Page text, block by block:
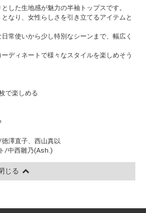
した生地感が魅力の半袖トップスです。
なり、女性らしさを引き立てるアイテムと
常使いから少し特別なシーンまで、幅広く
ディネートで様々なスタイルを楽しめそう
で楽しめる
澤直子、西山真以
/中西雛乃(Ash.)
じる